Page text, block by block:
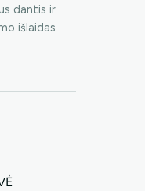
dantis ir
išlaidas